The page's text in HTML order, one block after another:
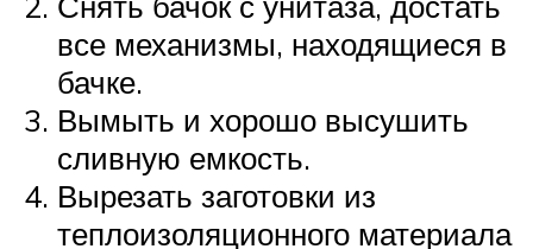
все механизмы, находящиеся в
бачке.
Вымыть и хорошо высушить
сливную емкость.
Вырезать заготовки из
теплоизоляционного материала